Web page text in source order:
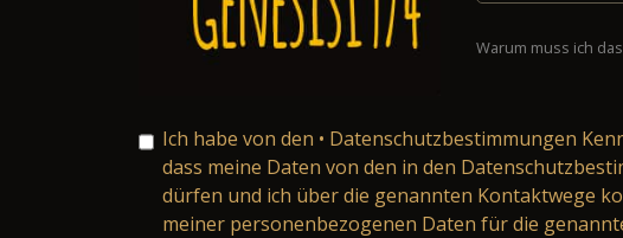
Warum muss ich
Ich habe von den • Datenschutzbestimmungen
dass meine Daten von den in den
dürfen und ich über die genannten Kontaktwege
meiner personenbezogenen Daten für die